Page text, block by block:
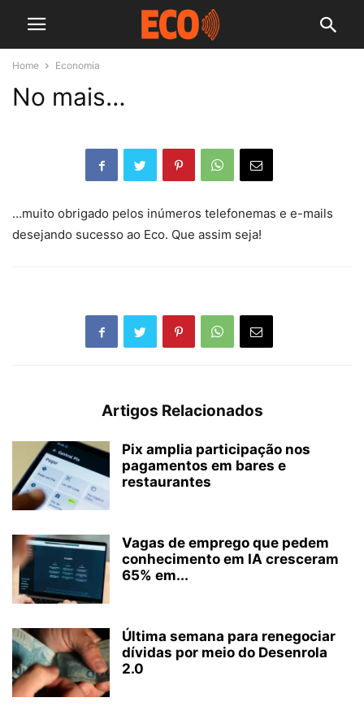
Home Economia
No mais…
…muito obrigado pelos inúmeros telefonemas e e-mails
desejando sucesso ao Eco. Que assim seja!
Artigos Relacionados
Pix amplia participação nos
pagamentos em bares e
restaurantes
Vagas de emprego que pedem
conhecimento em IA cresceram
65% em...
Última semana para renegociar
dívidas por meio do Desenrola
2.0